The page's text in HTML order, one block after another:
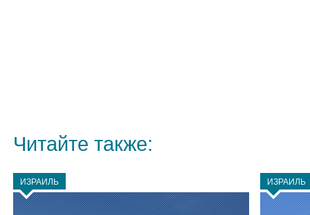
Читайте также:
ИЗРАИЛЬ ИЗРАИЛЬ